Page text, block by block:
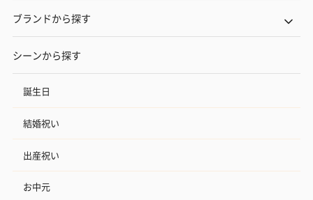
ブランドから探す
シーンから探す
誕生日
結婚祝い
出産祝い
お中元